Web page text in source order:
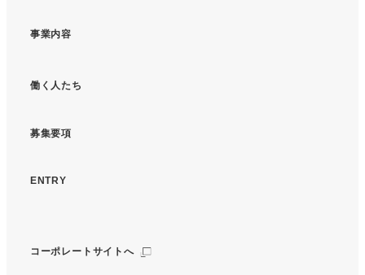
事業内容
働く人たち
募集要項
ENTRY
コーポレートサイトへ